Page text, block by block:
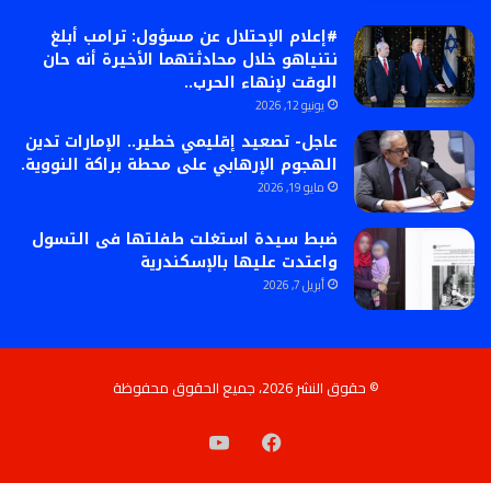
#إعلام الإحتلال عن مسؤول: ترامب أبلغ
نتنياهو خلال محادثتهما الأخيرة أنه حان
الوقت لإنهاء الحرب..
يونيو 12, 2026
عاجل- تصعيد إقليمي خطير.. الإمارات تدين
الهجوم الإرهابي على محطة براكة النووية.
مايو 19, 2026
ضبط سيدة استغلت طفلتها فى التسول
واعتدت عليها بالإسكندرية
أبريل 7, 2026
© حقوق النشر 2026، جميع الحقوق محفوظة
فيسبوك‫YouTube